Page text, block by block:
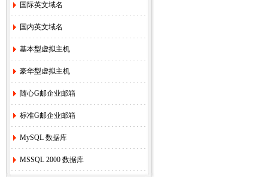
如果您需要使用，管理以上业务，敬请您提
早办理，谢谢!
赛友在线
2022年08月26日
2.关于《全面实行域名实名制》的紧急通
知！ [2022-6-23]
3.关于.com价格调整的通知
4.
香港独享服务器69硬件升级通知！
3-24]
5.香港服务器机房线路升级维护通知
国际英文域名
国内英文域名
基本型虚拟主机
豪华型虚拟主机
随心G邮企业邮箱
标准G邮企业邮箱
MySQL 数据库
MSSQL 2000 数据库